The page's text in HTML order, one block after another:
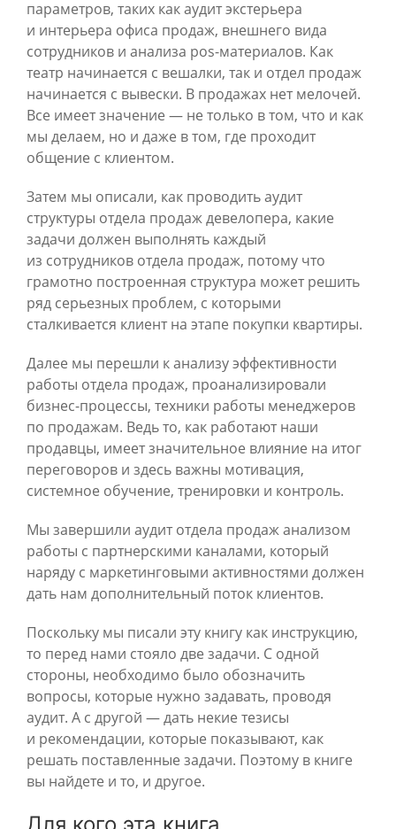
параметров, таких как аудит экстерьера
и интерьера офиса продаж, внешнего вида
сотрудников и анализа pos-материалов. Как
театр начинается с вешалки, так и отдел продаж
начинается с вывески. В продажах нет мелочей.
Все имеет значение — не только в том, что и как
мы делаем, но и даже в том, где проходит
общение с клиентом.
Затем мы описали, как проводить аудит
структуры отдела продаж девелопера, какие
задачи должен выполнять каждый
из сотрудников отдела продаж, потому что
грамотно построенная структура может решить
ряд серьезных проблем, с которыми
сталкивается клиент на этапе покупки квартиры.
Далее мы перешли к анализу эффективности
работы отдела продаж, проанализировали
бизнес-процессы, техники работы менеджеров
по продажам. Ведь то, как работают наши
продавцы, имеет значительное влияние на итог
переговоров и здесь важны мотивация,
системное обучение, тренировки и контроль.
Мы завершили аудит отдела продаж анализом
работы с партнерскими каналами, который
наряду с маркетинговыми активностями должен
дать нам дополнительный поток клиентов.
Поскольку мы писали эту книгу как инструкцию,
то перед нами стояло две задачи. С одной
стороны, необходимо было обозначить
вопросы, которые нужно задавать, проводя
аудит. А с другой — дать некие тезисы
и рекомендации, которые показывают, как
решать поставленные задачи. Поэтому в книге
вы найдете и то, и другое.